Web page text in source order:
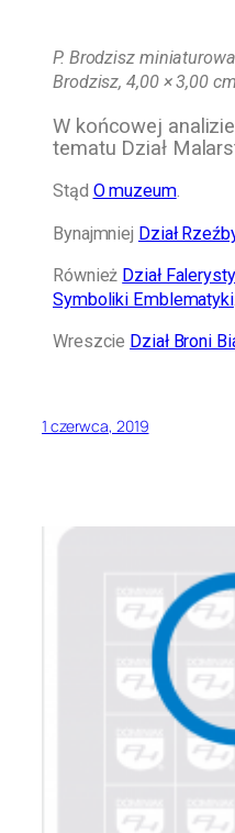
P. Brodzisz
Brodzisz, 4,00 × 3,00
W końcowej
tematu Dział
Stąd O muzeum.
Bynajmniej Dział
Również Dział
Symboliki Emblematyki.
Wreszcie Dział Broni
1 czerwca, 2019